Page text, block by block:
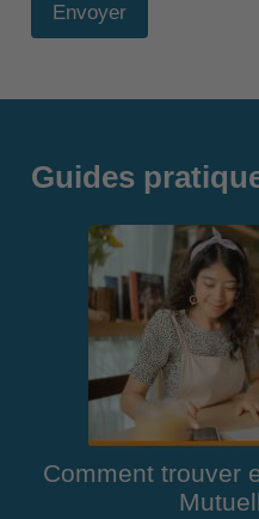
Envoyer
Guides
Comment trouver